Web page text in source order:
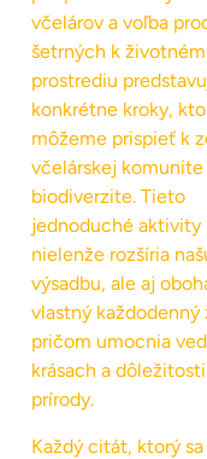
včelárov a voľba
šetrných k
prostrediu
konkrétne kroky,
môžeme prispieť k
včelárskej komunite
biodiverzite. Tieto
jednoduché aktivity
nielenže rozšíria
výsadbu, ale aj
vlastný každodenný
pričom umocnia
krásach a dôležitosti
prírody.
Každý citát, ktorý